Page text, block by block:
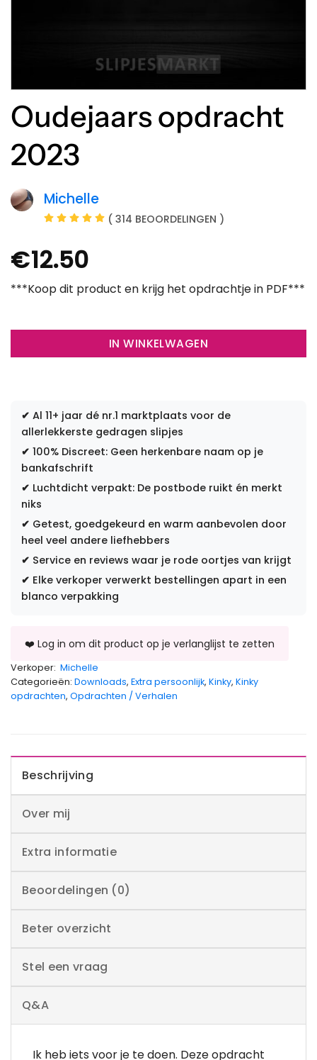
Oudejaars opdracht
2023
Michelle
( 314 BEOORDELINGEN )
€12.50
***Koop dit product en krijg het opdrachtje in PDF***
IN WINKELWAGEN
✔ Al 11+ jaar dé nr.1 marktplaats voor de
allerlekkerste gedragen slipjes
✔ 100% Discreet: Geen herkenbare naam op je
bankafschrift
✔ Luchtdicht verpakt: De postbode ruikt én merkt
niks
✔ Getest, goedgekeurd en warm aanbevolen door
heel veel andere liefhebbers
✔ Service en reviews waar je rode oortjes van krijgt
✔ Elke verkoper verwerkt bestellingen apart in een
blanco verpakking
Verkoper: Michelle
Categorieën: Downloads, Extra persoonlijk, Kinky, Kinky
opdrachten, Opdrachten / Verhalen
Beschrijving
Over mij
Extra informatie
Beoordelingen (0)
Beter overzicht
Stel een vraag
Q&A
Ik heb iets voor je te doen. Deze opdracht